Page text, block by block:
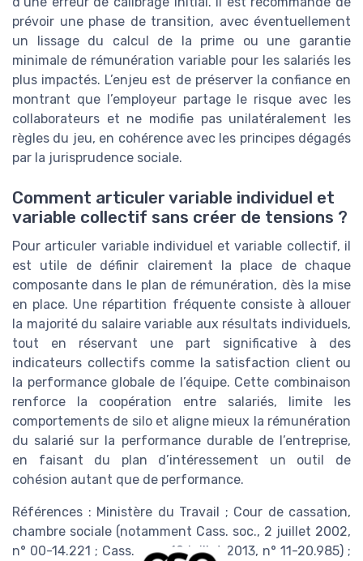
prévoir une phase de transition, avec éventuellement
un lissage du calcul de la prime ou une garantie
minimale de rémunération variable pour les salariés les
plus impactés. L’enjeu est de préserver la confiance en
montrant que l’employeur partage le risque avec les
collaborateurs et ne modifie pas unilatéralement les
règles du jeu, en cohérence avec les principes dégagés
par la jurisprudence sociale.
Comment articuler variable individuel et
variable collectif sans créer de tensions ?
Pour articuler variable individuel et variable collectif, il
est utile de définir clairement la place de chaque
composante dans le plan de rémunération, dès la mise
en place. Une répartition fréquente consiste à allouer
la majorité du salaire variable aux résultats individuels,
tout en réservant une part significative à des
indicateurs collectifs comme la satisfaction client ou
la performance globale de l’équipe. Cette combinaison
renforce la coopération entre salariés, limite les
comportements de silo et aligne mieux la rémunération
du salarié sur la performance durable de l’entreprise,
en faisant du plan d’intéressement un outil de
cohésion autant que de performance.
Références : Ministère du Travail ; Cour de cassation,
chambre sociale (notamment Cass. soc., 2 juillet 2002,
n° 00-14.221 ; Cass. soc., 10 juillet 2013, n° 11-20.985) ;